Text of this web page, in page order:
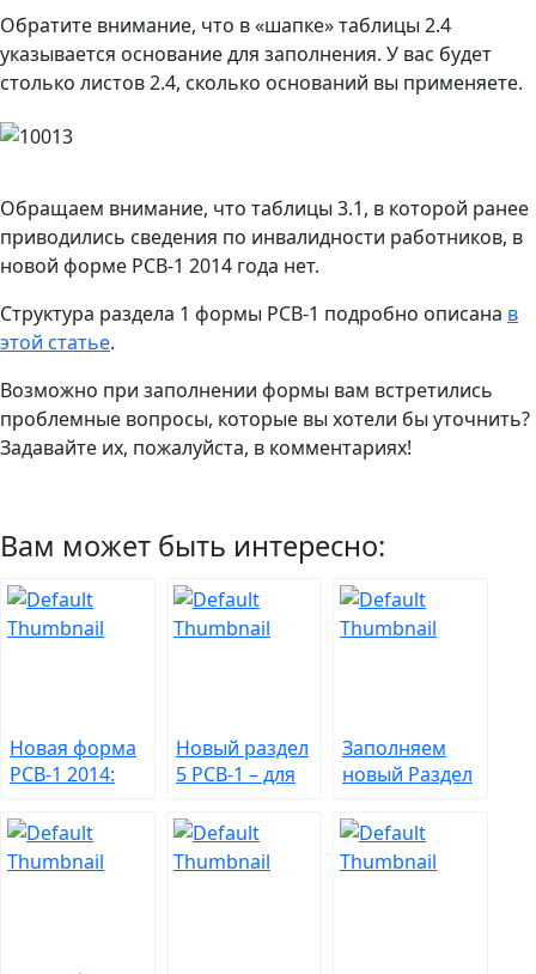
Обратите внимание, что в «шапке» таблицы 2.4
указывается основание для заполнения. У вас будет
столько листов 2.4, сколько оснований вы применяете.
Обращаем внимание, что таблицы 3.1, в которой ранее
приводились сведения по инвалидности работников, в
новой форме РСВ-1 2014 года нет.
Структура раздела 1 формы РСВ-1 подробно описана в
этой статье.
Возможно при заполнении формы вам встретились
проблемные вопросы, которые вы хотели бы уточнить?
Задавайте их, пожалуйста, в комментариях!
Вам может быть интересно:
Новая форма
РСВ-1 2014:
подведение
итогов
Новый раздел
5 РСВ-1 – для
студентам
Заполняем
новый Раздел